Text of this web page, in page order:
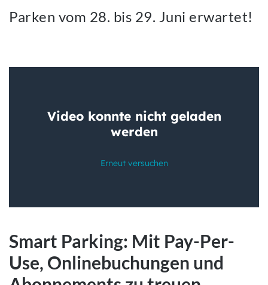
Parken vom 28. bis 29. Juni erwartet!
Smart Parking: Mit Pay-Per-
Use, Onlinebuchungen und